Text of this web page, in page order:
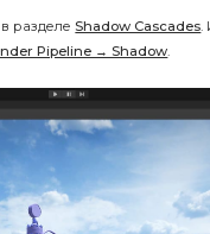
разделе Shadow Cascades.
Pipeline → Shadow.